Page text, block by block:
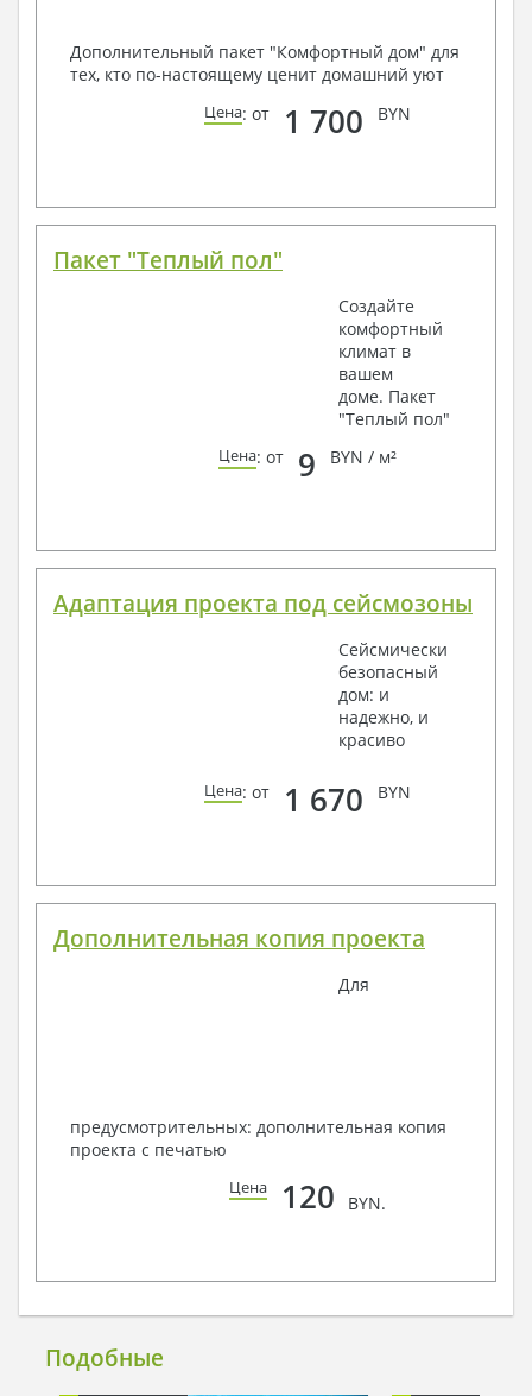
Дополнительный пакет "Комфортный дом" для
тех, кто по-настоящему ценит домашний уют
Цена: от 1 700 BYN
Пакет "Теплый пол"
Создайте
комфортный
климат в
вашем
доме. Пакет
"Теплый пол"
Цена: от 9 BYN / м²
Адаптация проекта под сейсмозоны
Сейсмически
безопасный
дом: и
надежно, и
красиво
Цена: от 1 670 BYN
Дополнительная копия проекта
Для
предусмотрительных: дополнительная копия
проекта с печатью
Цена 120 BYN.
Подобные